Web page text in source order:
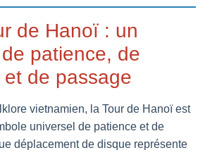
de Hanoï : un
patience, de
de passage
vietnamien, la Tour de Hanoï est
universel de patience et de
déplacement de disque représente